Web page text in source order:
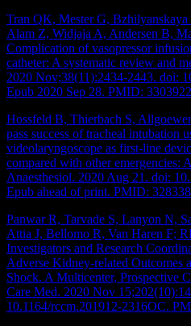
Tran QK, Mester G,
Alam Z, Widjaja A, Andersen B,
Complication of vasopressor
catheter: A systematic review and
2020 Nov;38(11):2434-2443. doi:
Epub 2020 Sep 28. PMID:
Hossfeld B, Thierbach S,
pass success of tracheal intubation
videolaryngoscope as first-line
compared with other emergencies:
Anaesthesiol. 2020 Aug 21. doi:
Epub ahead of print. PMID:
Panwar R, Tarvade S, Lanyon N,
Attia J, Bellomo R, Van Haren F;
Investigators and Research
Adverse Kidney-related
Shock. A Multicenter, Prospective
Care Med. 2020 Nov
10.1164/rccm.201912-2316OC.